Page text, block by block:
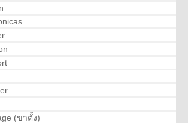
(ขาตั้ง)